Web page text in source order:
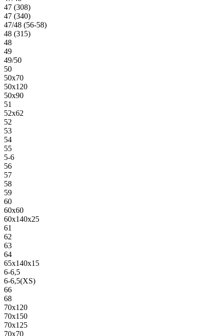
47 (308)
47 (340)
47/48 (56-58)
48 (315)
48
49
49/50
50
50х70
50х120
50х90
51
52х62
52
53
54
55
5-6
56
57
58
59
60
60х60
60х140х25
61
62
63
64
65х140х15
6-6,5
6-6,5(XS)
66
68
70х120
70х150
70х125
70х70